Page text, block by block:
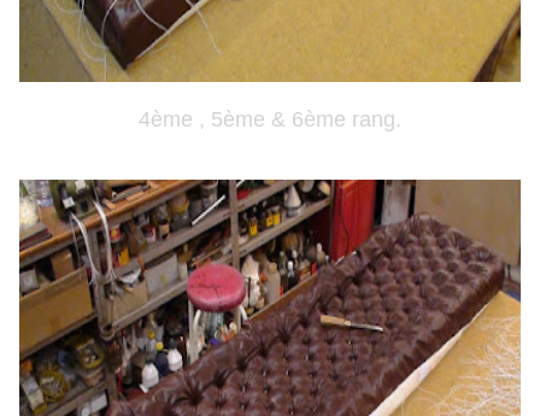
4ème , 5ème & 6ème rang.